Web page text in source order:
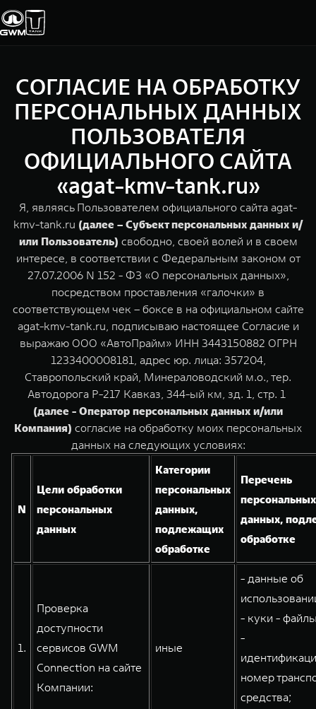
Модели
TANK 300
Следуй за открытиями
от 3 999 000 ₽
TANK 400
За пределы возможного
от 5 599 000 ₽
TANK 500
Веди за собой
от 6 499 000 ₽
TANK 700
Сила признания
от 10 199 000 ₽
от 5 699 000 ₽
WEY 80 WEY 80 Лаундж
Покупателям
ВЫБОР АВТОМОБИЛЯ
Спецпредложения
Конфигуратор
Тест-драйв
Зарядные станции
ПОКУПКА АВТОМОБИЛЯ
TANK Финансы
Корпоративным клиентам
TANK ФИНАНСЫ
TANK Кредит
TANK Лизинг
Владельцам
ГАРАНТИЯ И ПОДДЕРЖКА
Гарантия
Помощь на дороге
СЕРВИС
Калькулятор ТО
Нулевое ТО
Сервис
Специальные предложения
Моторные масла
ЦИФРОВЫЕ СЕРВИСЫ TANK
Цифровые сервисы TANK
О дилере
ИНФОРМАЦИЯ
О нас
GWM ТЕХ ДЕНЬ
Новости
СОГЛАСИЕ НА ОБРАБОТКУ
ПЕРСОНАЛЬНЫХ ДАННЫХ
ПОЛЬЗОВАТЕЛЯ
ОФИЦИАЛЬНОГО САЙТА
«agat-kmv-tank.ru»
Я, являясь Пользователем официального сайта agat-
kmv-tank.ru (далее – Субъект персональных данных и/
или Пользователь) свободно, своей волей и в своем
интересе, в соответствии с Федеральным законом от
27.07.2006 N 152 - ФЗ «О персональных данных»,
посредством проставления «галочки» в
соответствующем чек – боксе в на официальном сайте
agat-kmv-tank.ru, подписываю настоящее Согласие и
выражаю ООО «АвтоПрайм» ИНН 3443150882 ОГРН
1233400008181, адрес юр. лица: 357204,
Ставропольский край, Минераловодский м.о., тер.
Автодорога Р-217 Кавказ, 344-ый км, зд. 1, стр. 1
(далее - Оператор персональных данных и/или
Компания) согласие на обработку моих персональных
данных на следующих условиях:
N
Цели обработки
персональных
данных
Категории
персональных
данных,
подлежащих
обработке
Перечень
персональных
данных,
обработке
1.
Проверка
доступности
сервисов GWM
Connection на сайте
Компании:
иные
- данные об
- куки -
-
номер
средства;